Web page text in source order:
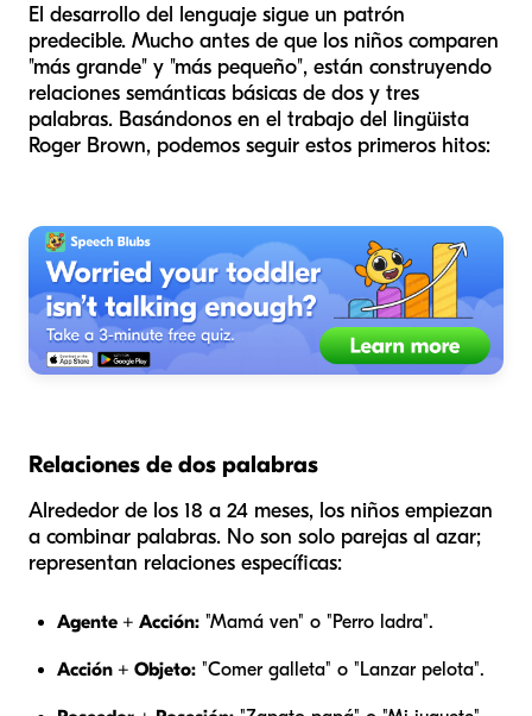
El desarrollo del lenguaje sigue un patrón
predecible. Mucho antes de que los niños comparen
"más grande" y "más pequeño", están construyendo
relaciones semánticas básicas de dos y tres
palabras. Basándonos en el trabajo del lingüista
Roger Brown, podemos seguir estos primeros hitos:
Relaciones de dos palabras
Alrededor de los 18 a 24 meses, los niños empiezan
a combinar palabras. No son solo parejas al azar;
representan relaciones específicas:
Agente + Acción: "Mamá ven" o "Perro ladra".
Acción + Objeto: "Comer galleta" o "Lanzar pelota".